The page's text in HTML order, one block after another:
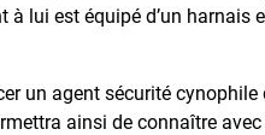
lui est équipé d’un harnais
un agent sécurité
ainsi de connaître